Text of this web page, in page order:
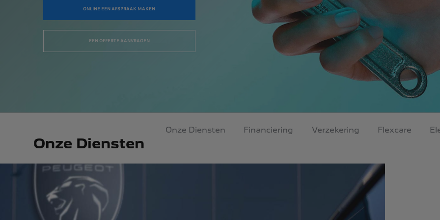
ONLINE EEN AFSPRAAK MAKEN
EEN OFFERTE AANVRAGEN
Onze Diensten
Onze Diensten Financiering Verzekering Flexcare